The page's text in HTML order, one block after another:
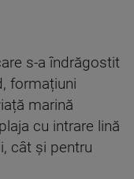
s-a îndrăgostit
formațiuni
marină
cu intrare lină
cât și pentru